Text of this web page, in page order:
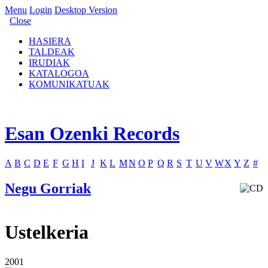
Menu Login Desktop Version
Close
HASIERA
TALDEAK
IRUDIAK
KATALOGOA
KOMUNIKATUAK
Esan Ozenki Records
A B C D E F G H I J K L MN O P Q R S T U V WX Y Z #
Negu Gorriak
Ustelkeria
2001